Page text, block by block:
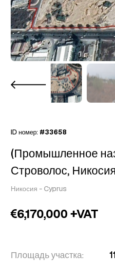
ID номер: #33658
6,170,000 +VAT
Никосия -Cyprus
(Промышленное
Строволос,
Площадь участка: